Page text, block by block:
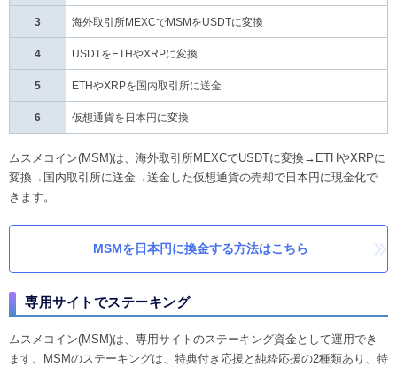
3 海外取引所MEXCでMSMをUSDTに変換
4 USDTをETHやXRPに変換
5 ETHやXRPを国内取引所に送金
6 仮想通貨を日本円に変換
ムスメコイン(MSM)は、海外取引所MEXCでUSDTに変換→ETHやXRPに
変換→国内取引所に送金→送金した仮想通貨の売却で日本円に現金化で
きます。
MSMを日本円に換金する方法はこちら
専用サイトでステーキング
ムスメコイン(MSM)は、専用サイトのステーキング資金として運用でき
ます。MSMのステーキングは、特典付き応援と純粋応援の2種類あり、特